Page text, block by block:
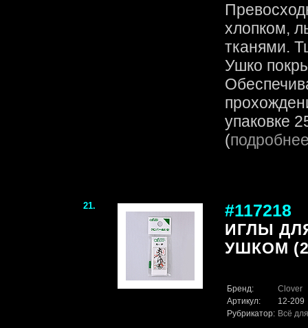
хлопком,
тканями.
Ушко
упаковке
(
21. #117218
ИГЛЫ
УШКОМ
Бренд:
Clover
Артикул:
12-209
Рубрикатор: Всё